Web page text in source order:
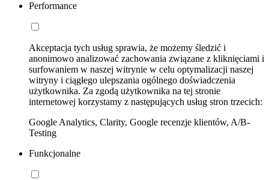
Performance
Akceptacja tych usług sprawia, że możemy śledzić i
anonimowo analizować zachowania związane z kliknięciami i
surfowaniem w naszej witrynie w celu optymalizacji naszej
witryny i ciągłego ulepszania ogólnego doświadczenia
użytkownika. Za zgodą użytkownika na tej stronie
internetowej korzystamy z następujących usług stron trzecich:
Google Analytics, Clarity, Google recenzje klientów, A/B-
Testing
Funkcjonalne